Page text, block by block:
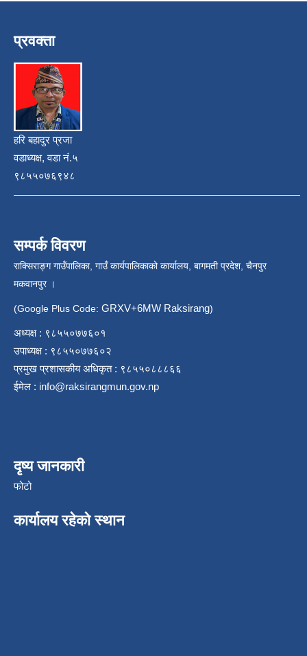
प्रवक्ता
हरि बहादुर प्रजा
वडाध्यक्ष, वडा नं.५
९८५५०७६९४८
सम्पर्क विवरण
राक्सिराङ्ग गाउँपालिका, गाउँ कार्यपालिकाको कार्यालय, बागमती प्रदेश, चैनपुर
मकवानपुर ।
(Google Plus Code: GRXV+6MW Raksirang)
अध्यक्ष : ९८५५०७७६०१
उपाध्यक्ष : ९८५५०७७६०२
प्रमुख प्रशासकीय अधिकृत : ९८५५०८८८६६
ईमेल : info@raksirangmun.gov.np
दृष्य जानकारी
फोटो
कार्यालय रहेको स्थान